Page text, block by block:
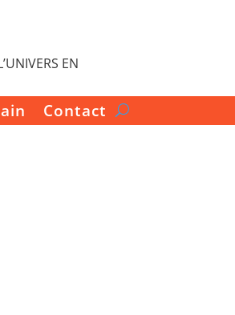
EN
Contact